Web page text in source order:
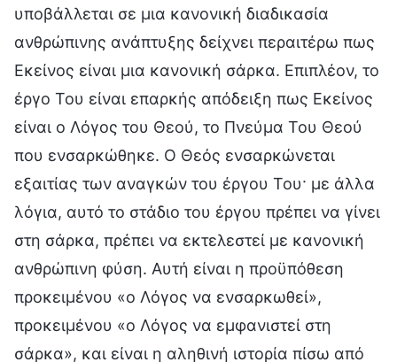
υποβάλλεται σε μια κανονική διαδικασία
ανθρώπινης ανάπτυξης δείχνει περαιτέρω πως
Εκείνος είναι μια κανονική σάρκα. Επιπλέον, το
έργο Του είναι επαρκής απόδειξη πως Εκείνος
είναι ο Λόγος του Θεού, το Πνεύμα Του Θεού
που ενσαρκώθηκε. Ο Θεός ενσαρκώνεται
εξαιτίας των αναγκών του έργου Του· με άλλα
λόγια, αυτό το στάδιο του έργου πρέπει να γίνει
στη σάρκα, πρέπει να εκτελεστεί με κανονική
ανθρώπινη φύση. Αυτή είναι η προϋπόθεση
προκειμένου «ο Λόγος να ενσαρκωθεί»,
προκειμένου «ο Λόγος να εμφανιστεί στη
σάρκα», και είναι η αληθινή ιστορία πίσω από